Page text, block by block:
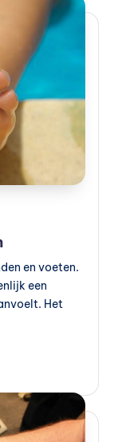
en voeten.
een
Het